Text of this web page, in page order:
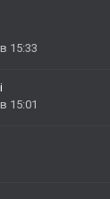
15:33
15:01